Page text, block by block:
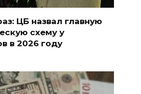
ЦБ назвал главную
схему у
в 2026 году